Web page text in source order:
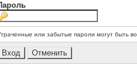
или забытые пароли могут быть